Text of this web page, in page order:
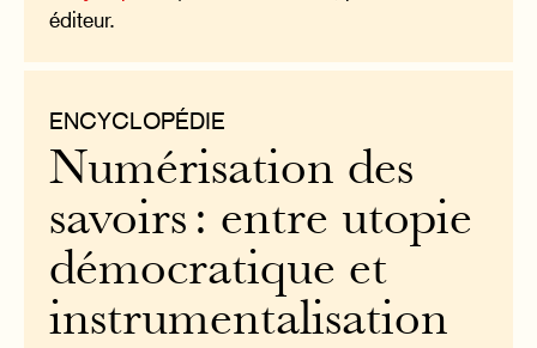
éditeur.
ENCYCLOPÉDIE
Numérisation des
savoirs : entre utopie
démocratique et
instrumentalisation